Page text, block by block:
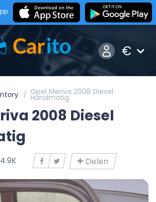
€
Opel Meriva 2008 Diesel
Handmatig
2008 Diesel
4.9K Delen